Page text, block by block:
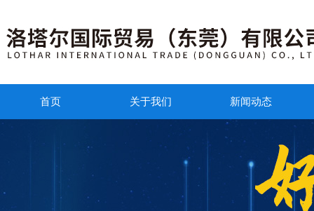
首页 关于我们 新闻动态